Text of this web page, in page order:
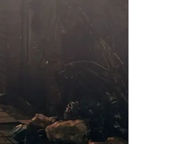
업무사례
사례분석/최신동향
법률정보